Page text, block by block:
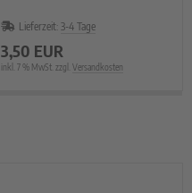
Lieferzeit: 3-4 Tage
3,50 EUR
inkl. 7 % MwSt. zzgl. Versandkosten